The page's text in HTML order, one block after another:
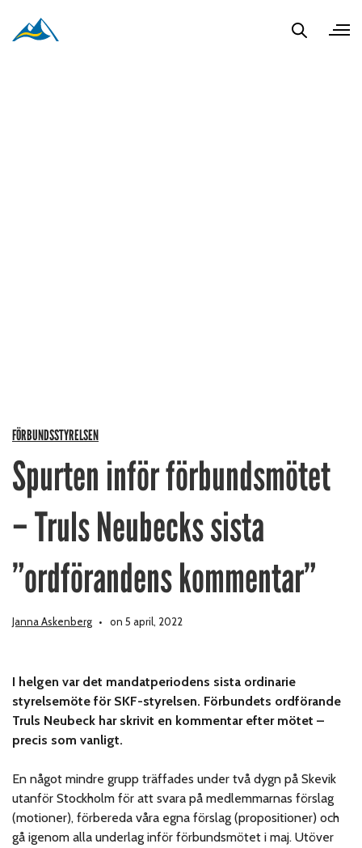
FÖRBUNDSSTYRELSEN
Spurten inför förbundsmötet
– Truls Neubecks sista
”ordförandens kommentar”
Janna Askenberg on 5 april, 2022
I helgen var det mandatperiodens sista ordinarie
styrelsemöte för SKF-styrelsen. Förbundets ordförande
Truls Neubeck har skrivit en kommentar efter mötet –
precis som vanligt.
En något mindre grupp träffades under två dygn på Skevik
utanför Stockholm för att svara på medlemmarnas förslag
(motioner), förbereda våra egna förslag (propositioner) och
gå igenom alla underlag inför förbundsmötet i maj. Utöver